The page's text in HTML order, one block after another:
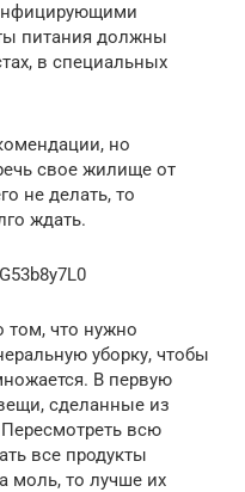
питания должны
в специальных
но
свое жилище от
не делать, то
ждать.
том, что нужно
уборку, чтобы
В первую
сделанные из
всю
все продукты
моль, то лучше их